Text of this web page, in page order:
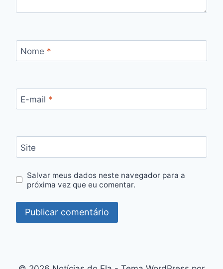
Nome *
E-mail *
Site
Salvar meus dados neste navegador para a
próxima vez que eu comentar.